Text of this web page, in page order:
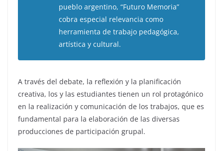
pueblo argentino, “Futuro Memoria”
cobra especial relevancia como
herramienta de trabajo pedagógica,
artística y cultural.
A través del debate, la reflexión y la planificación
creativa, los y las estudiantes tienen un rol protagónico
en la realización y comunicación de los trabajos, que es
fundamental para la elaboración de las diversas
producciones de participación grupal.